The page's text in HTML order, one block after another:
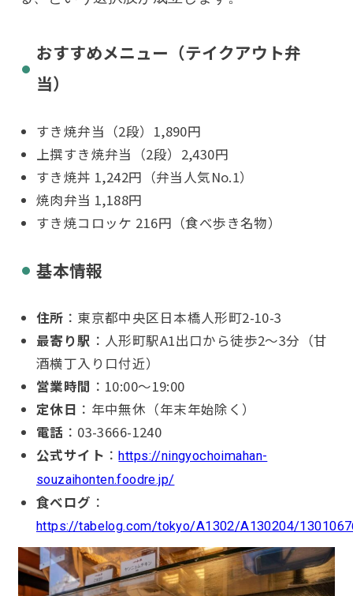
おすすめメニュー（テイクアウト弁
当）
すき焼弁当（2段）1,890円
上撰すき焼弁当（2段）2,430円
すき焼丼 1,242円（弁当人気No.1）
焼肉弁当 1,188円
すき焼コロッケ 216円（食べ歩き名物）
基本情報
住所 ：東京都中央区日本橋人形町2-10-3
最寄り駅 ：人形町駅A1出口から徒歩2〜3分（甘
酒横丁入り口付近）
営業時間 ：10:00〜19:00
定休日 ：年中無休（年末年始除く）
電話 ：03-3666-1240
公式サイト ：https://ningyochoimahan-
souzaihonten.foodre.jp/
食べログ ：
https://tabelog.com/tokyo/A1302/A130204/